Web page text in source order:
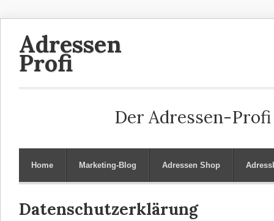
Adressen
Profi
Der Adressen-
Home Marketing-Blog Adressen Shop
Datenschutzerklärung